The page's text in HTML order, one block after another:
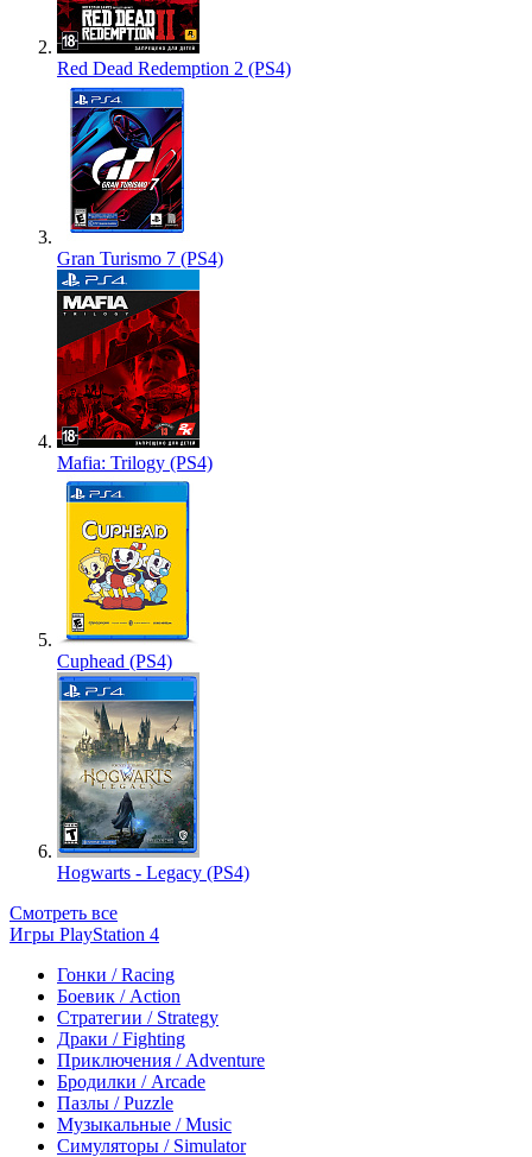
Red Dead Redemption 2 (PS4)
Gran Turismo 7 (PS4)
Mafia: Trilogy (PS4)
Cuphead (PS4)
Hogwarts - Legacy (PS4)
Смотреть все
Игры PlayStation 4
Гонки / Racing
Боевик / Action
Стратегии / Strategy
Драки / Fighting
Приключения / Adventure
Бродилки / Arcade
Пазлы / Puzzle
Музыкальные / Music
Симуляторы / Simulator